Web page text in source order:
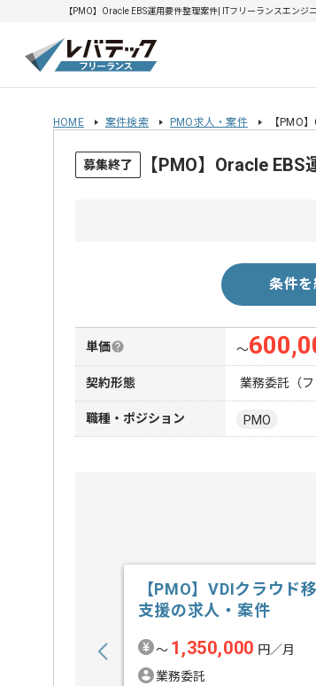
【PMO】Oracle EBS運用要件整理案件| ITフリーランスエン
HOME 案件検索 PMO求人・案件 【PMO
募集終了 【PMO】Oracle
条件
単価 〜
契約形態 業務委託（フ
職種・ポジション PMO
【PMO】VDIクラウド
支援の求人・案件
〜 1,350,000 円／月
業務委託